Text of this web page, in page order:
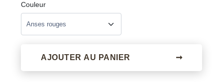
Couleur
AJOUTER AU PANIER ➞